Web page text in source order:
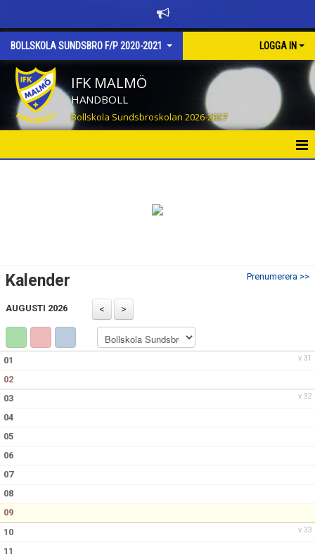
BOLLSKOLA SUNDSBRO F/P 2020-2021 LOGGA IN
IFK MALMÖ
HANDBOLL
Bollskola Sundsbroskolan 2026-2027
BILDGALLERI
DOKUMENT
KONTAKT
Prenumerera >>
Kalender
AUGUSTI 2026
v.31
01
02
v.32
03
04
05
06
07
08
09
v.33
10
11